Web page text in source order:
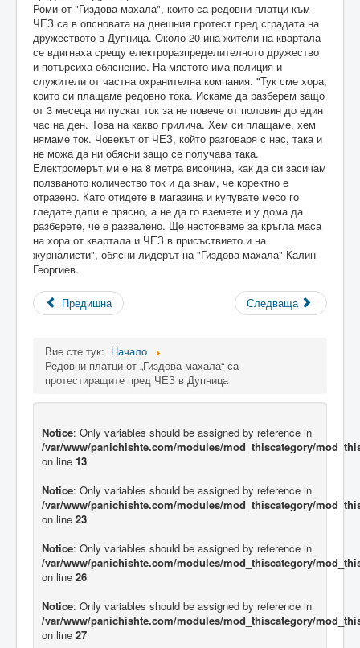
Роми от "Гиздова махала", които са редовни платци към
ЧЕЗ са в опсновата на днешния протест пред сградата на
дружеството в Дупница. Около 20-ина жители на квартала
се вдигнаха срещу електроразпределителното дружество
и потърсиха обяснение. На мястото има полиция и
служители от частна охранителна компания. "Тук сме хора,
които си плащаме редовно тока. Искаме да разберем защо
от 3 месеца ни пускат ток за не повече от половин до един
час на ден. Това на какво прилича. Хем си плащаме, хем
нямаме ток. Човекът от ЧЕЗ, който разговаря с нас, така и
не можа да ни обясни защо се получава така.
Електромерът ми е на 8 метра височина, как да си засичам
ползваното количество ток и да знам, че коректно е
отразено. Като отидете в магазина и купувате месо го
гледате дали е прясно, а не да го вземете и у дома да
разберете, че е развалено. Ще настояваме за кръгла маса
на хора от квартала и ЧЕЗ в присъствието и на
журналисти", обясни лидерът на "Гиздова махала" Калин
Георгиев.
Предишна Следваща
Вие сте тук: Начало
Редовни платци от „Гиздова махала“ са
протестиращите пред ЧЕЗ в Дупница
Notice: Only variables should be assigned by reference in
/var/www/panichishte.com/modules/mod_thiscategory/
on line 13
Notice: Only variables should be assigned by reference in
/var/www/panichishte.com/modules/mod_thiscategory/
on line 23
Notice: Only variables should be assigned by reference in
/var/www/panichishte.com/modules/mod_thiscategory/
on line 26
Notice: Only variables should be assigned by reference in
/var/www/panichishte.com/modules/mod_thiscategory/
on line 27